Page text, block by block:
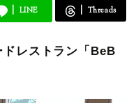
LINE Threads
レストラン「BeB